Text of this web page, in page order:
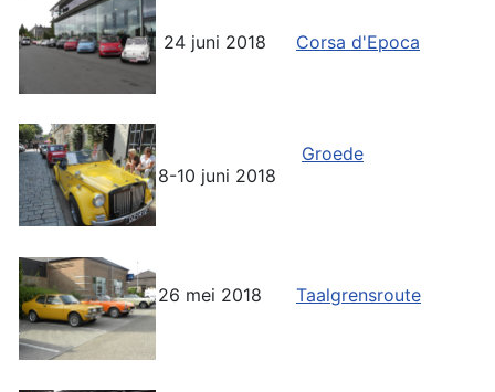
24 juni 2018 Corsa d'Epoca
8-10 juni 2018
Groede
26 mei 2018 Taalgrensroute